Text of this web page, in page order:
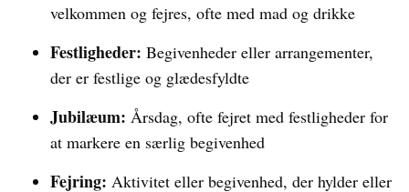
velkommen og fejres, ofte med mad og drikke
Festligheder: Begivenheder eller arrangementer,
der er festlige og glædesfyldte
Jubilæum: Årsdag, ofte fejret med festligheder for
at markere en særlig begivenhed
Fejring: Aktivitet eller begivenhed, der hylder eller